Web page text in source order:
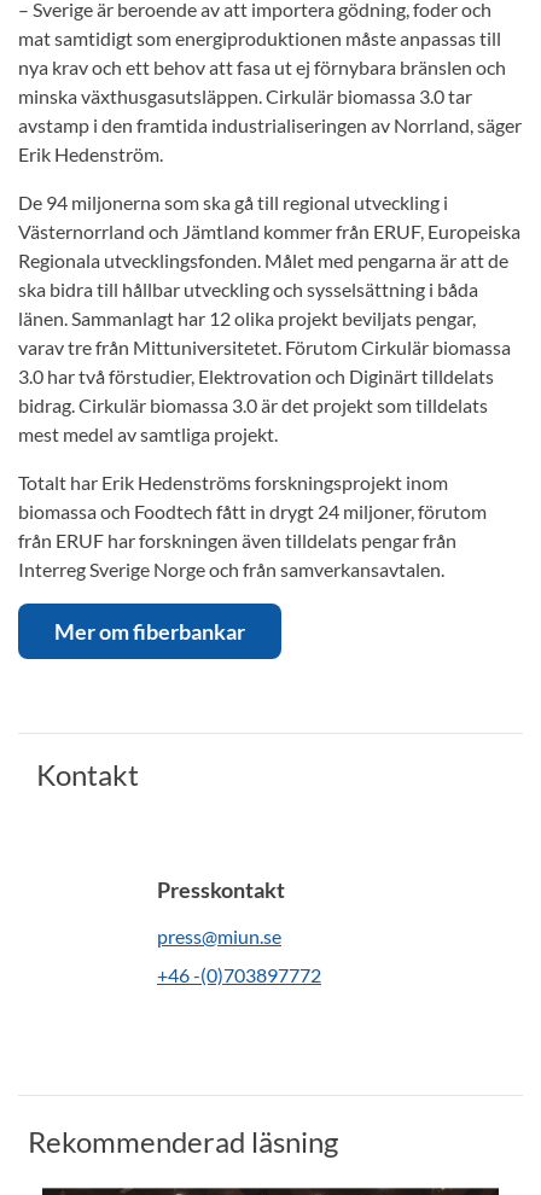
– Sverige är beroende av att importera gödning, foder och
mat samtidigt som energiproduktionen måste anpassas till
nya krav och ett behov att fasa ut ej förnybara bränslen och
minska växthusgasutsläppen. Cirkulär biomassa 3.0 tar
avstamp i den framtida industrialiseringen av Norrland, säger
Erik Hedenström.
De 94 miljonerna som ska gå till regional utveckling i
Västernorrland och Jämtland kommer från ERUF, Europeiska
Regionala utvecklingsfonden. Målet med pengarna är att de
ska bidra till hållbar utveckling och sysselsättning i båda
länen. Sammanlagt har 12 olika projekt beviljats pengar,
varav tre från Mittuniversitetet. Förutom Cirkulär biomassa
3.0 har två förstudier, Elektrovation och Diginärt tilldelats
bidrag. Cirkulär biomassa 3.0 är det projekt som tilldelats
mest medel av samtliga projekt.
Totalt har Erik Hedenströms forskningsprojekt inom
biomassa och Foodtech fått in drygt 24 miljoner, förutom
från ERUF har forskningen även tilldelats pengar från
Interreg Sverige Norge och från samverkansavtalen.
Mer om fiberbankar
Kontakt
Presskontakt
press@miun.se
+46 -(0)703897772
Rekommenderad läsning